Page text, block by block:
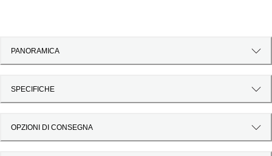
PANORAMICA
SPECIFICHE
OPZIONI DI CONSEGNA